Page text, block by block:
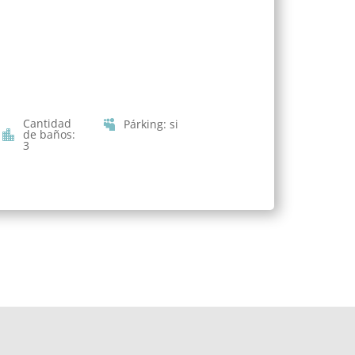
Cantidad
de baños:
3
Párking:si